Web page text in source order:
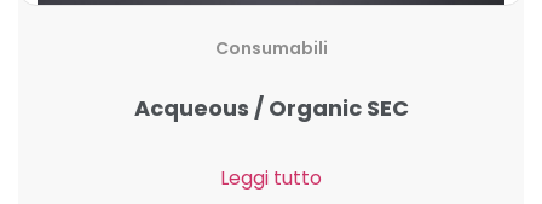
Consumabili
Acqueous / Organic SEC
Leggi tutto